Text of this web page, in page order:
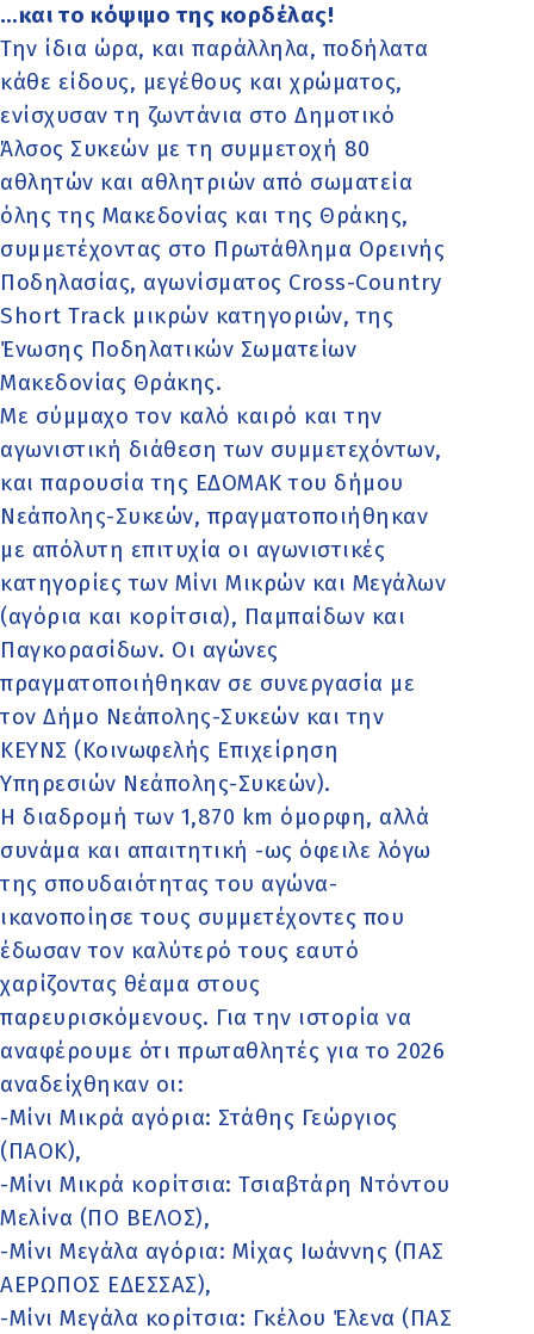
…και το κόψιμο της κορδέλας!
Την ίδια ώρα, και παράλληλα, ποδήλατα
κάθε είδους, μεγέθους και χρώματος,
ενίσχυσαν τη ζωντάνια στο Δημοτικό
Άλσος Συκεών με τη συμμετοχή 80
αθλητών και αθλητριών από σωματεία
όλης της Μακεδονίας και της Θράκης,
συμμετέχοντας στο Πρωτάθλημα Ορεινής
Ποδηλασίας, αγωνίσματος Cross-Country
Short Track μικρών κατηγοριών, της
Ένωσης Ποδηλατικών Σωματείων
Μακεδονίας Θράκης.
Με σύμμαχο τον καλό καιρό και την
αγωνιστική διάθεση των συμμετεχόντων,
και παρουσία της ΕΔΟΜΑΚ του δήμου
Νεάπολης-Συκεών, πραγματοποιήθηκαν
με απόλυτη επιτυχία οι αγωνιστικές
κατηγορίες των Μίνι Μικρών και Μεγάλων
(αγόρια και κορίτσια), Παμπαίδων και
Παγκορασίδων. Οι αγώνες
πραγματοποιήθηκαν σε συνεργασία με
τον Δήμο Νεάπολης-Συκεών και την
ΚΕΥΝΣ (Κοινωφελής Επιχείρηση
Υπηρεσιών Νεάπολης-Συκεών).
Η διαδρομή των 1,870 km όμορφη, αλλά
συνάμα και απαιτητική -ως όφειλε λόγω
της σπουδαιότητας του αγώνα-
ικανοποίησε τους συμμετέχοντες που
έδωσαν τον καλύτερό τους εαυτό
χαρίζοντας θέαμα στους
παρευρισκόμενους. Για την ιστορία να
αναφέρουμε ότι πρωταθλητές για το 2026
αναδείχθηκαν οι:
-Μίνι Μικρά αγόρια: Στάθης Γεώργιος
(ΠΑΟΚ),
-Μίνι Μικρά κορίτσια: Τσιαβτάρη Ντόντου
Μελίνα (ΠΟ ΒΕΛΟΣ),
-Μίνι Μεγάλα αγόρια: Μίχας Ιωάννης (ΠΑΣ
ΑΕΡΩΠΟΣ ΕΔΕΣΣΑΣ),
-Μίνι Μεγάλα κορίτσια: Γκέλου Έλενα (ΠΑΣ